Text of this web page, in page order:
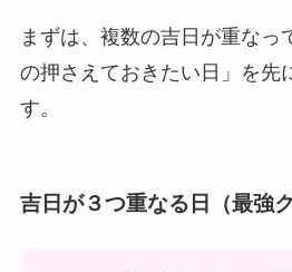
まずは、複数の吉日が重なっ
の押さえておきたい日」を先
す。
吉日が３つ重なる日（最強ク